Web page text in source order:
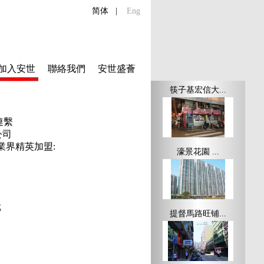
筷子基宏信大...
濠景花園 ...
提督馬路旺铺...
简体 Eng
入安世 聯絡我們 安世盛薈
繫
界精英加盟: